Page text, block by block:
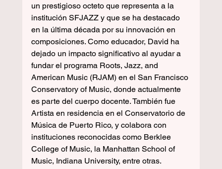
un prestigioso octeto que representa a la
institución SFJAZZ y que se ha destacado
en la última década por su innovación en
composiciones. Como educador, David ha
dejado un impacto significativo al ayudar a
fundar el programa Roots, Jazz, and
American Music (RJAM) en el San Francisco
Conservatory of Music, donde actualmente
es parte del cuerpo docente. También fue
Artista en residencia en el Conservatorio de
Música de Puerto Rico, y colabora con
instituciones reconocidas como Berklee
College of Music, la Manhattan School of
Music, Indiana University, entre otras.